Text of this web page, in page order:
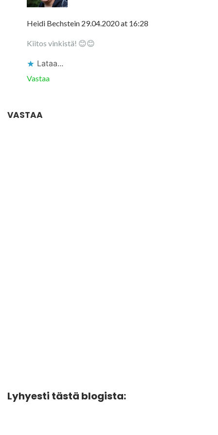
Heidi Bechstein 29.04.2020 at 16:28
Kiitos vinkistä! 😊😊
Lataa...
Vastaa
VASTAA
Lyhyesti tästä blogista: